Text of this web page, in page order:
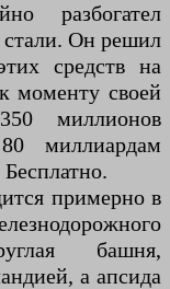
разбогател
стали. Он решил
средств на
моменту своей
миллионов
миллиардам
примерно в
башня,
а апсида